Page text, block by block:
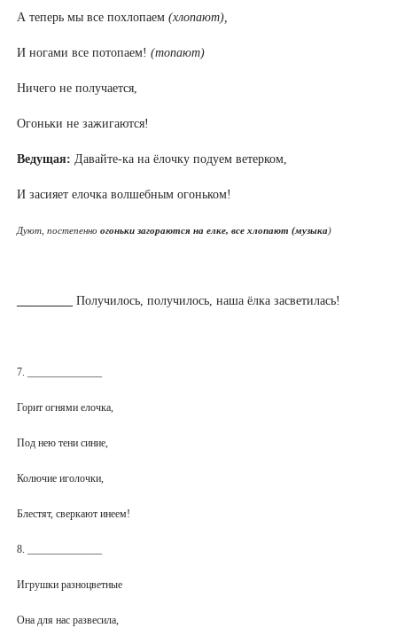
А теперь мы все похлопаем(хлопают),
И ногами все потопаем!(топают)
Ничего не получается,
Огоньки не зажигаются!
Ведущая: Давайте-ка на ёлочку подуем ветерком,
И засияет елочка волшебным огоньком!
Дуют, постепенноогоньки загораются на елке, все хлопают (музыка)
Получилось, получилось, наша ёлка засветилась!
7. ______________
Горит огнями елочка,
Под нею тени синие,
Колючие иголочки,
Блестят, сверкают инеем!
8. ______________
Игрушки разноцветные
Она для нас развесила,